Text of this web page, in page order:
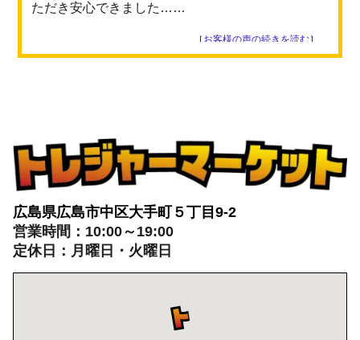
ただき安心できました……
［ お客様の声の続きを読む］
広島県広島市中区大手町５丁目9-2
営業時間：10:00～19:00
定休日：月曜日・火曜日